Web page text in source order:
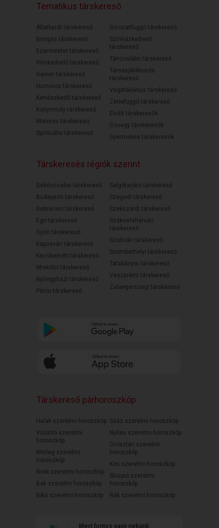
Tematikus társkereső
Állatbarát társkereső
Bringás társkereső
Ezermester társkereső
Filmkedvelő társkereső
Gamer társkereső
Humoros társkereső
Kertészkedő társkereső
Könyvmoly társkereső
Motoros társkereső
Spirituális társkereső
Sorozatfüggő társkereső
Színházkedvelő
társkereső
Táncoslábú társkereső
Társasjátékozós
társkereső
Vegetáriánus társkereső
Zenefüggő társkereső
Elvált társkeresők
Özvegy társkeresők
Gyermekes társkeresők
Társkeresés régiók szerint
Békéscsabai társkereső
Budapesti társkereső
Debreceni társkereső
Egri társkereső
Győri társkereső
Kaposvári társkereső
Kecskeméti társkereső
Miskolci társkereső
Nyíregyházi társkereső
Pécsi társkereső
Salgótarjáni társkereső
Szegedi társkereső
Szekszárdi társkereső
Székesfehérvári
társkereső
Szolnoki társkereső
Szombathelyi társkereső
Tatabányai társkereső
Veszprémi társkereső
Zalaegerszegi társkereső
Társkereső párhoroszkóp
Halak szerelmi horoszkóp
Vízöntő szerelmi
horoszkóp
Mérleg szerelmi
horoszkóp
Ikrek szerelmi horoszkóp
Bak szerelmi horoszkóp
Bika szerelmi horoszkóp
Szűz szerelmi horoszkóp
Nyilas szerelmi horoszkóp
Oroszlán szerelmi
horoszkóp
Kos szerelmi horoszkóp
Skorpió szerelmi
horoszkóp
Rák szerelmi horoszkóp
Mert fontos vagy nekünk